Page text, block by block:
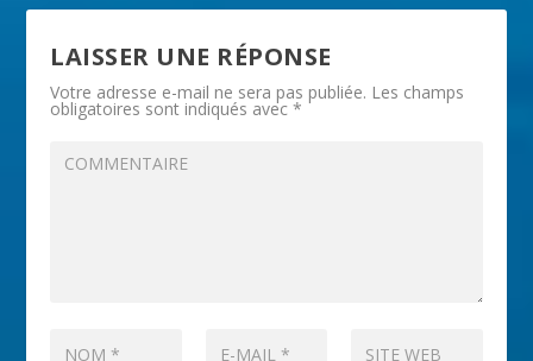
LAISSER UNE RÉPONSE
Votre adresse e-mail ne sera pas publiée. Les champs
obligatoires sont indiqués avec*